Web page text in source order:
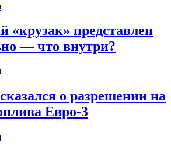
«крузак» представлен
— что внутри?
о разрешении на
Евро-3